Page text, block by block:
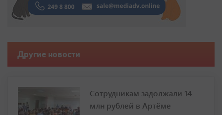
Другие новости
Сотрудникам задолжали 14
млн рублей в Артёме